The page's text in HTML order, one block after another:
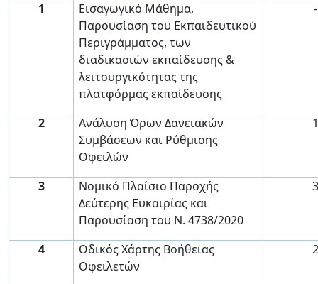
1
Εισαγωγικό Μάθημα,
Παρουσίαση του Εκπαιδευτικού
Περιγράμματος, των
διαδικασιών εκπαίδευσης &
λειτουργικότητας της
πλατφόρμας εκπαίδευσης
-
2
Ανάλυση Όρων Δανειακών
Συμβάσεων και Ρύθμισης
Οφειλών
1
3
Νομικό Πλαίσιο Παροχής
Δεύτερης Ευκαιρίας και
Παρουσίαση του Ν. 4738/2020
3
4
Οδικός Χάρτης Βοήθειας
Οφειλετών
2